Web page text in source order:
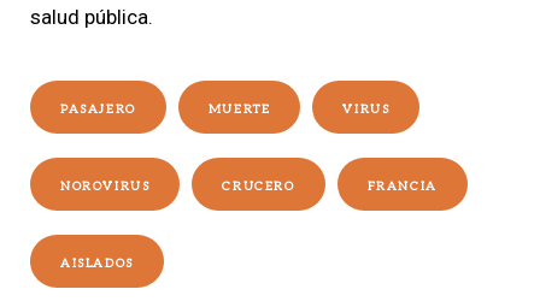
salud pública.
PASAJERO MUERTE VIRUS
NOROVIRUS CRUCERO FRANCIA
AISLADOS